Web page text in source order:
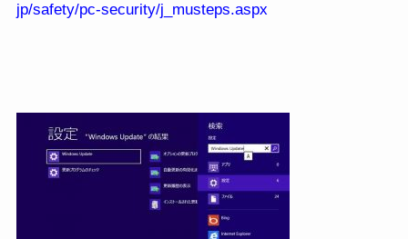
jp/safety/pc-security/j_musteps.aspx